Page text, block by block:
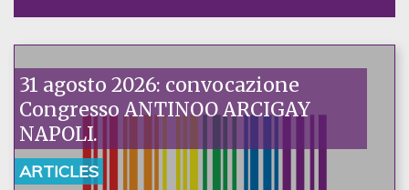
31 agosto 2026: convocazione
Congresso ANTINOO ARCIGAY
NAPOLI.
ARTICLES